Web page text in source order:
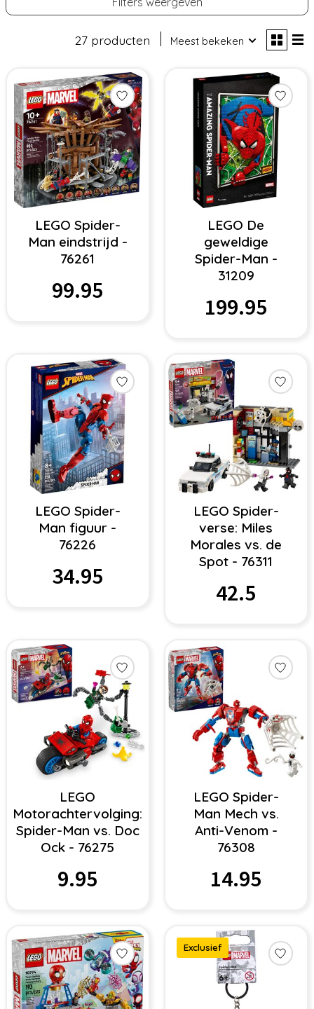
27 producten Meest bekeken
LEGO Spider-
Man eindstrijd -
76261
99.95
LEGO De
geweldige
Spider-Man -
31209
199.95
LEGO Spider-
Man figuur -
76226
34.95
LEGO Spider-
verse: Miles
Morales vs. de
Spot - 76311
42.5
LEGO
Motorachtervolging:
Spider-Man vs. Doc
Ock - 76275
9.95
LEGO Spider-
Man Mech vs.
Anti-Venom -
76308
14.95
Exclusief